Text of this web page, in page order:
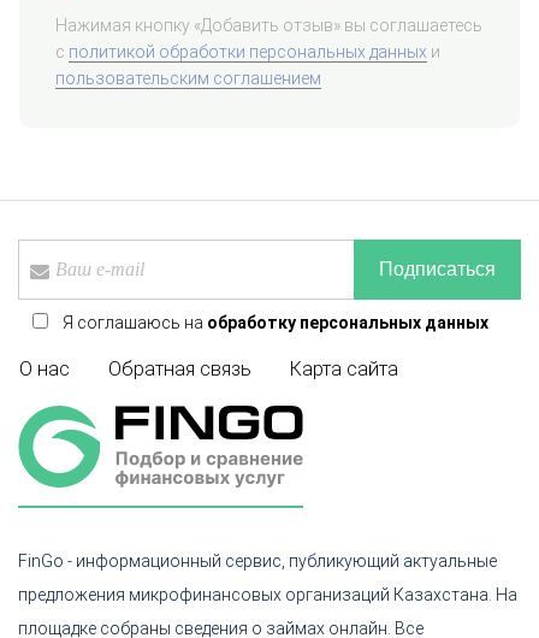
Нажимая кнопку «Добавить отзыв» вы соглашаетесь
с политикой обработки персональных данных и
пользовательским соглашением
О нас Обратная связь Карта сайта
Подписаться
Я соглашаюсь на обработку персональных данных
FinGo - информационный сервис, публикующий актуальные
предложения микрофинансовых организаций Казахстана. На
площадке собраны сведения о займах онлайн. Все